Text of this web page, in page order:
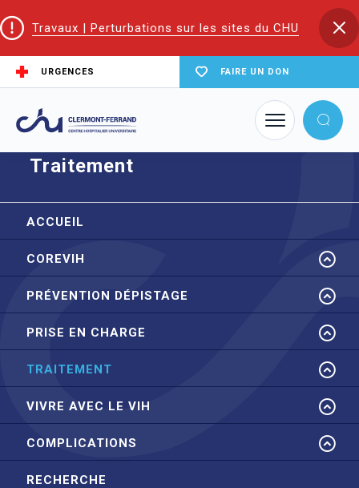
Travaux | Perturbations sur les sites du CHU
URGENCES FAIRE UN DON
Accueil Traitement
Traitement
ACCUEIL
COREVIH
PRÉVENTION DÉPISTAGE
PRISE EN CHARGE
TRAITEMENT
VIVRE AVEC LE VIH
COMPLICATIONS
RECHERCHE